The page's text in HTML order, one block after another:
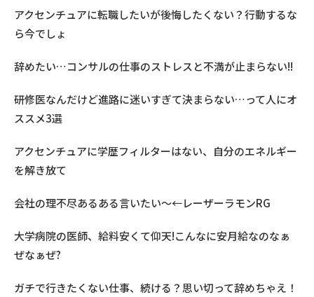
アクセンチュアに転職したいが後悔したくない？行動するな
ら今でしょ
辞めたい…コンサルの仕事のストレスと不満が止まらない!!
研修医なんだけど進路に迷いすぎて決まらない…って人にオ
ススメ3選
アクセンチュアに学歴フィルターはない、自分のエネルギー
を解き放て
会社の理不尽あるある言いたい～←レーザーラモンRG
大学病院の医師、給料安くて仰天!こんなに安月給なのなぁ
ぜなぁぜ?
ガチで行きたくない仕事、続ける？思い切って辞めちゃえ！